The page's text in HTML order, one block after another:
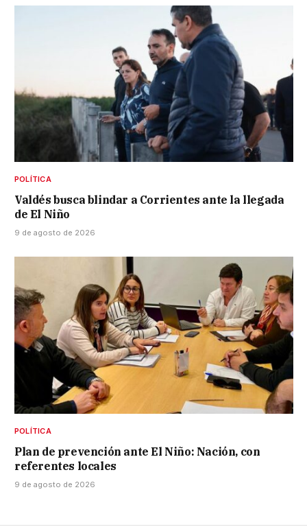
POLÍTICA
Valdés busca blindar a Corrientes ante la llegada
de El Niño
9 de agosto de 2026
POLÍTICA
Plan de prevención ante El Niño: Nación, con
referentes locales
9 de agosto de 2026